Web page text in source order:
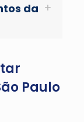
da
Paulo